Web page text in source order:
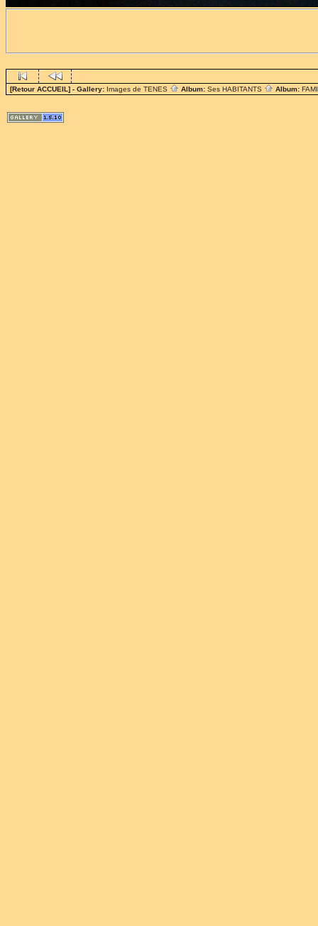
[Retour ACCUEIL] - Gallery: Images de TENES Album: Ses HABITANTS Album: